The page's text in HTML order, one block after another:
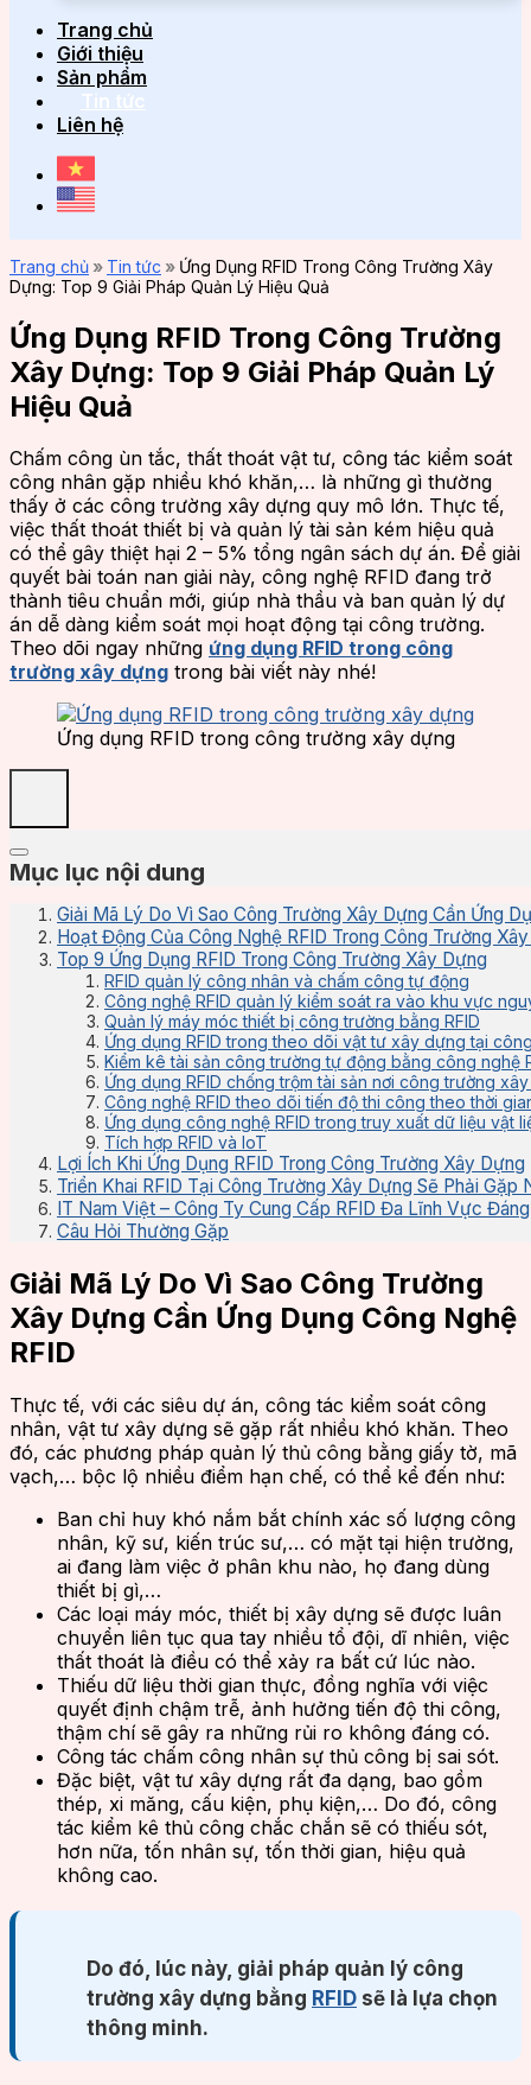
Trang chủ
Giới thiệu
Sản phẩm
Tin tức
Liên hệ
Trang chủ » Tin tức » Ứng Dụng RFID Trong Công Trường Xây
Dựng: Top 9 Giải Pháp Quản Lý Hiệu Quả
Ứng Dụng RFID Trong Công Trường
Xây Dựng: Top 9 Giải Pháp Quản Lý
Hiệu Quả
Chấm công ùn tắc, thất thoát vật tư, công tác kiểm soát
công nhân gặp nhiều khó khăn,… là những gì thường
thấy ở các công trường xây dựng quy mô lớn. Thực tế,
việc thất thoát thiết bị và quản lý tài sản kém hiệu quả
có thể gây thiệt hại 2 – 5% tổng ngân sách dự án. Để giải
quyết bài toán nan giải này, công nghệ RFID đang trở
thành tiêu chuẩn mới, giúp nhà thầu và ban quản lý dự
án dễ dàng kiểm soát mọi hoạt động tại công trường.
Theo dõi ngay những ứng dụng RFID trong công
trường xây dựng trong bài viết này nhé!
Ứng dụng RFID trong công trường xây dựng
Mục lục nội dung
Giải Mã Lý Do Vì Sao Công Trường Xây Dựng Cần Ứng
Hoạt Động Của Công Nghệ RFID Trong Công Trường
Top 9 Ứng Dụng RFID Trong Công Trường Xây Dựng
RFID quản lý công nhân và chấm công tự động
Công nghệ RFID quản lý kiểm soát ra vào khu vực
Quản lý máy móc thiết bị công trường bằng RFID
Ứng dụng RFID trong theo dõi vật tư xây dựng tại
Kiểm kê tài sản công trường tự động bằng công nghệ
Ứng dụng RFID chống trộm tài sản nơi công trường
Công nghệ RFID theo dõi tiến độ thi công theo thời
Ứng dụng công nghệ RFID trong truy xuất dữ liệu vật
Tích hợp RFID và IoT
Lợi Ích Khi Ứng Dụng RFID Trong Công Trường Xây Dựng
Triển Khai RFID Tại Công Trường Xây Dựng Sẽ Phải
IT Nam Việt – Công Ty Cung Cấp RFID Đa Lĩnh Vực
Câu Hỏi Thường Gặp
Giải Mã Lý Do Vì Sao Công Trường
Xây Dựng Cần Ứng Dụng Công Nghệ
RFID
Thực tế, với các siêu dự án, công tác kiểm soát công
nhân, vật tư xây dựng sẽ gặp rất nhiều khó khăn. Theo
đó, các phương pháp quản lý thủ công bằng giấy tờ, mã
vạch,… bộc lộ nhiều điểm hạn chế, có thể kể đến như:
Ban chỉ huy khó nắm bắt chính xác số lượng công
nhân, kỹ sư, kiến trúc sư,… có mặt tại hiện trường,
ai đang làm việc ở phân khu nào, họ đang dùng
thiết bị gì,…
Các loại máy móc, thiết bị xây dựng sẽ được luân
chuyển liên tục qua tay nhiều tổ đội, dĩ nhiên, việc
thất thoát là điều có thể xảy ra bất cứ lúc nào.
Thiếu dữ liệu thời gian thực, đồng nghĩa với việc
quyết định chậm trễ, ảnh hưởng tiến độ thi công,
thậm chí sẽ gây ra những rủi ro không đáng có.
Công tác chấm công nhân sự thủ công bị sai sót.
Đặc biệt, vật tư xây dựng rất đa dạng, bao gồm
thép, xi măng, cấu kiện, phụ kiện,… Do đó, công
tác kiểm kê thủ công chắc chắn sẽ có thiếu sót,
hơn nữa, tốn nhân sự, tốn thời gian, hiệu quả
không cao.
Do đó, lúc này, giải pháp quản lý công
trường xây dựng bằng RFID sẽ là lựa chọn
thông minh.